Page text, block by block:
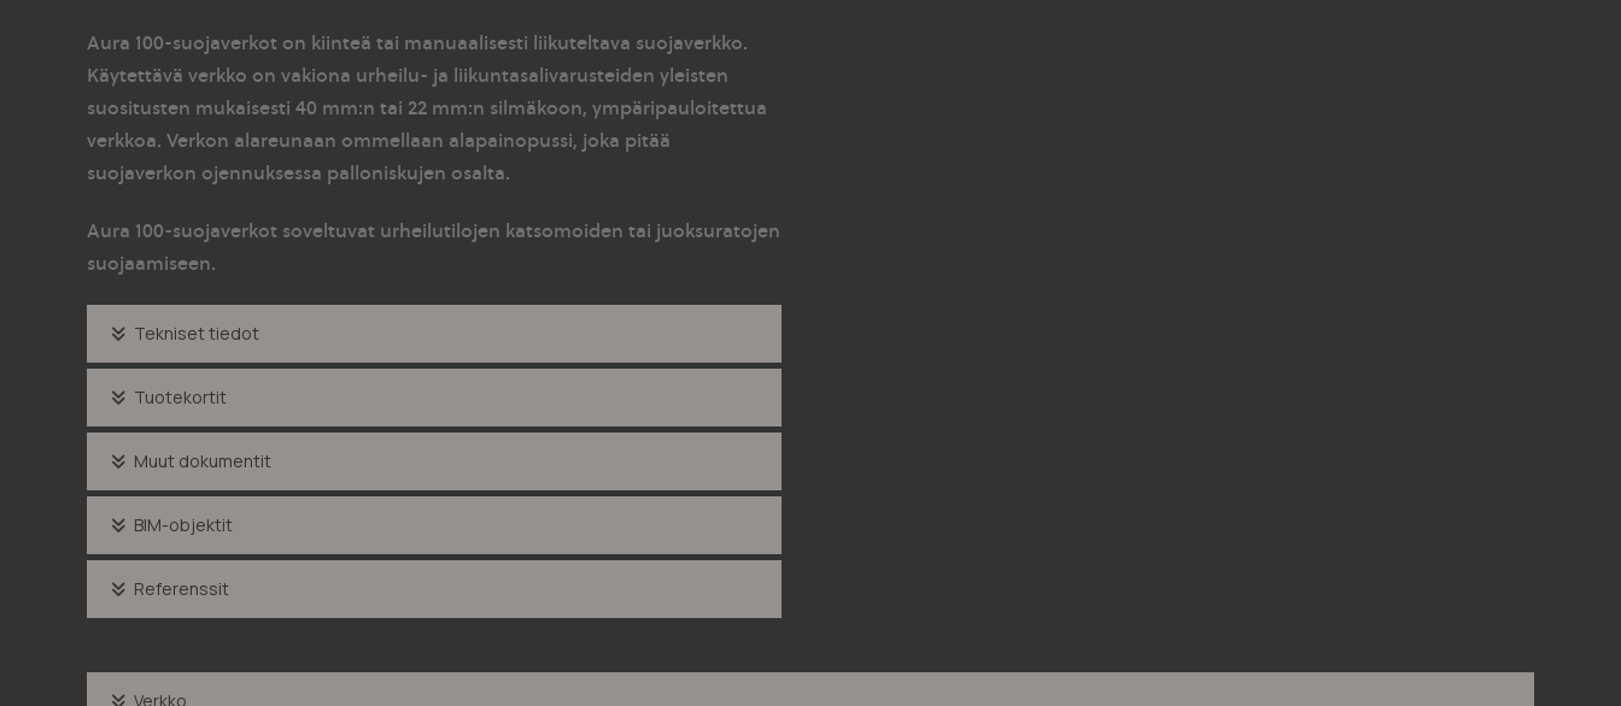
Aura 100-suojaverkot on kiinteä tai manuaalisesti liikuteltava suojaverkko.
Käytettävä verkko on vakiona urheilu- ja liikuntasalivarusteiden yleisten
suositusten mukaisesti 40 mm:n tai 22 mm:n silmäkoon, ympäripauloitettua
verkkoa. Verkon alareunaan ommellaan alapainopussi, joka pitää
suojaverkon ojennuksessa palloniskujen osalta.
Aura 100-suojaverkot soveltuvat urheilutilojen katsomoiden tai juoksuratojen
suojaamiseen.
Tekniset tiedot
Tuotekortit
Muut dokumentit
BIM-objektit
Referenssit
Verkko